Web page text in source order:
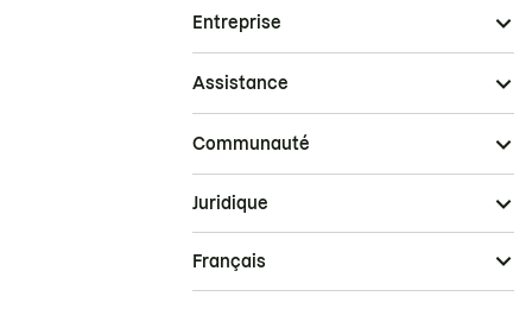
Entreprise
Assistance
Communauté
Juridique
Français